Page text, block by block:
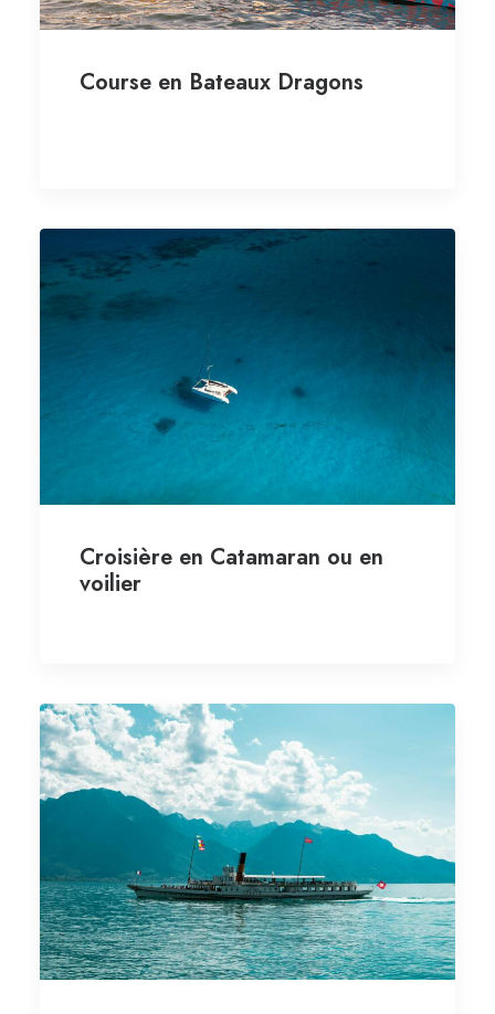
Course en Bateaux Dragons
Croisière en Catamaran ou en
voilier